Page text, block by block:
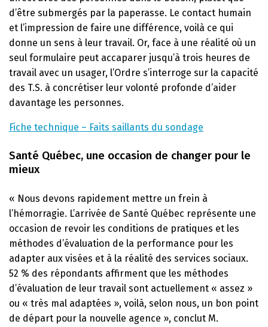
d’être submergés par la paperasse. Le contact humain
et l’impression de faire une différence, voilà ce qui
donne un sens à leur travail. Or, face à une réalité où un
seul formulaire peut accaparer jusqu’à trois heures de
travail avec un usager, l’Ordre s’interroge sur la capacité
des T.S. à concrétiser leur volonté profonde d’aider
davantage les personnes.
Fiche technique – Faits saillants du sondage
Santé Québec, une occasion de changer pour le
mieux
« Nous devons rapidement mettre un frein à
l’hémorragie. L’arrivée de Santé Québec représente une
occasion de revoir les conditions de pratiques et les
méthodes d’évaluation de la performance pour les
adapter aux visées et à la réalité des services sociaux.
52 % des répondants affirment que les méthodes
d’évaluation de leur travail sont actuellement « assez »
ou « très mal adaptées », voilà, selon nous, un bon point
de départ pour la nouvelle agence », conclut M.